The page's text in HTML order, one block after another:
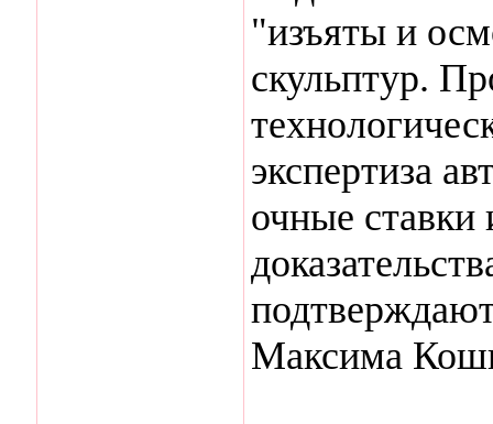
"изъяты и
скульптур.
экспертиза
очные
Максима